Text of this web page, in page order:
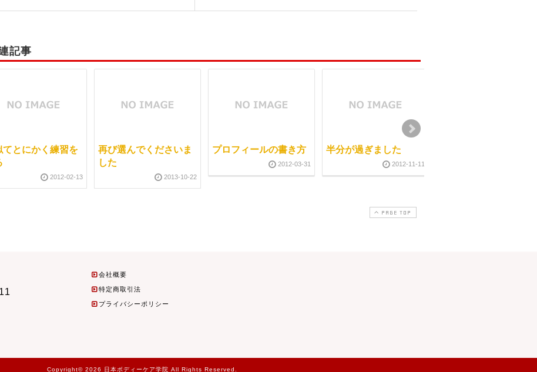
記事
てとにかく練習を
2012-02-13
再び選んでくださいま
した
2013-10-22
プロフィールの書き方
2012-03-31
半分が過ぎました
2012-11-11
PAGE TOP
会社概要
特定商取引法
プライバシーポリシー
Copyright© 2026 日本ボディーケア学院 All Rights Reserved.